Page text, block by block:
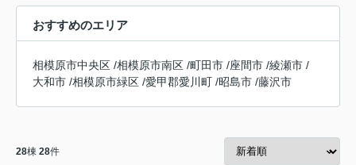
おすすめのエリア
相模原市中央区 /相模原市南区 /町田市 /座間市 /綾瀬市 /
大和市 /相模原市緑区 /愛甲郡愛川町 /昭島市 /藤沢市
28棟 28件